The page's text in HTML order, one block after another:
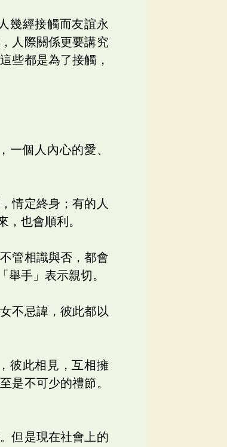
幾經接觸而友誼永
人際關係更要講究
些都是為了接觸，
一個人內心的愛、
情定終身；有的人
也會順利。
管相識與否，都會
手」表示親切。
不忌諱，彼此都以
彼此相見，互相擁
是不可少的禮節。
但是現在社會上的